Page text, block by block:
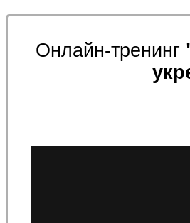
Онлайн-тренинг